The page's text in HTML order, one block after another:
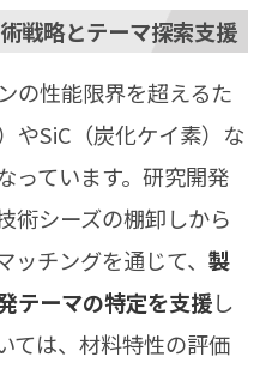
戦略とテーマ探索支援
の性能限界を超えるた
やSiC（炭化ケイ素）な
っています。研究開発
術シーズの棚卸しから
チングを通じて、 製
テーマの特定を支援し
ては、材料特性の評価